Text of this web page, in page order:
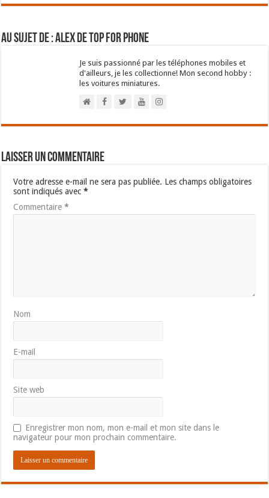
Au sujet de : Alex de Top For Phone
Je suis passionné par les téléphones mobiles et
d'ailleurs, je les collectionne! Mon second hobby :
les voitures miniatures.
Laisser un commentaire
Votre adresse e-mail ne sera pas publiée. Les champs obligatoires
sont indiqués avec*
Commentaire*
Nom
E-mail
Site web
Enregistrer mon nom, mon e-mail et mon site dans le
navigateur pour mon prochain commentaire.